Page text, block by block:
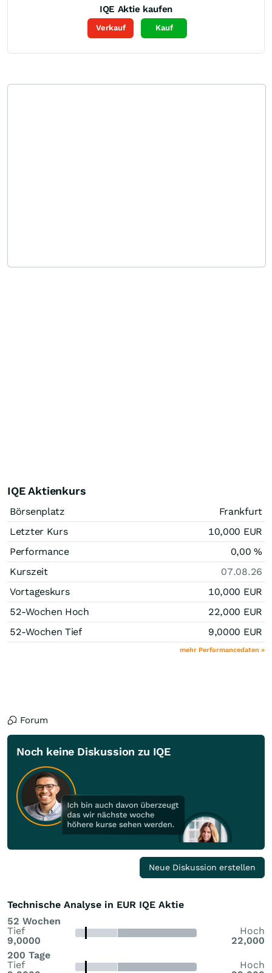
IQE Aktie kaufen
Verkauf Kauf
IQE Aktienkurs
Börsenplatz
Frankfurt
Letzter Kurs
10,000 EUR
Performance
0,00%
Kurszeit
07.08.26
Vortageskurs
10,000 EUR
52-Wochen Hoch
22,000 EUR
52-Wochen Tief
9,0000 EUR
mehr Performancedaten »
Forum
Noch keine Diskussion zu IQE
Neue Diskussion erstellen
Technische Analyse in EUR IQE Aktie
52 Wochen
Tief
9,0000
Hoch
22,000
200 Tage
Tief
Hoch